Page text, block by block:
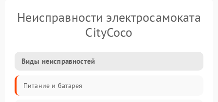
Неисправности электросамоката
CityCoco
Виды неисправностей
Питание и батарея